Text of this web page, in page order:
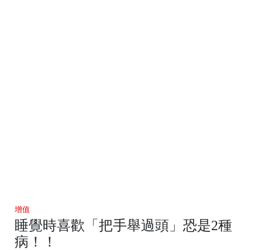
增值
睡覺時喜歡「把手舉過頭」恐是2種
病！！